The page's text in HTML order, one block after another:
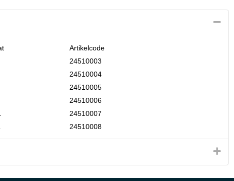
Artikelcode
24510003
24510004
24510005
24510006
24510007
24510008